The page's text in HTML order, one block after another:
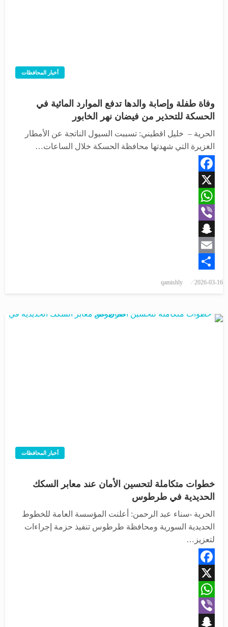
أخبار المحافظات
وفاة طفلة وإصابة والدها تدفع الموارد المائية في
الحسكة للتحذير من فيضان نهر الخابور
الحرية – خليل اقطيني: تسببت السيول الناتجة عن الأمطار
الغزيرة التي شهدتها محافظة الحسكة خلال الساعات…
Facebook
X
WhatsApp
Viber
Snapchat
Email
2026-03-16
qamishly
أخبار المحافظات
خطوات متكاملة لتحسين الأمان عند معابر السكك
الحديدية في طرطوس
الحرية -سناء عبد الرحمن: أعلنت المؤسسة العامة للخطوط
الحديدية السورية ومحافظة طرطوس تنفيذ حزمة إجراءات
لتعزيز…
Facebook
X
WhatsApp
Viber